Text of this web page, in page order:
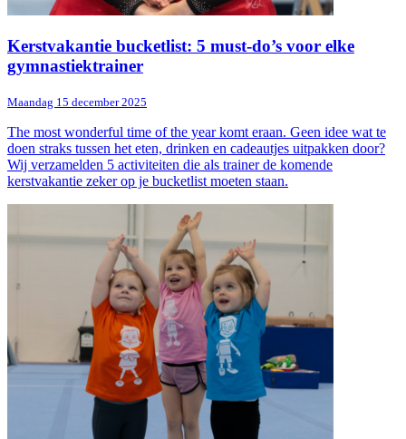
Kerstvakantie bucketlist: 5 must-do’s voor elke
gymnastiektrainer
Maandag 15 december 2025
The most wonderful time of the year komt eraan. Geen idee wat te
doen straks tussen het eten, drinken en cadeautjes uitpakken door?
Wij verzamelden 5 activiteiten die als trainer de komende
kerstvakantie zeker op je bucketlist moeten staan.